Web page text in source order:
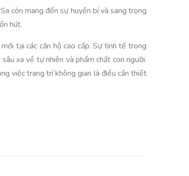
còn mang đến sự huyền bí và sang trọng
hút.
tại các căn hộ cao cấp. Sự tinh tế trong
xa về tự nhiên và phẩm chất con người.
việc trang trí không gian là điều cần thiết